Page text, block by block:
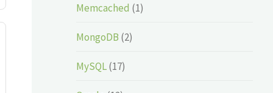
Memcached (1)
MongoDB (2)
MySQL(17)